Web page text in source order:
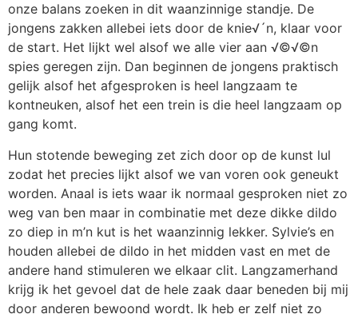
onze balans zoeken in dit waanzinnige standje. De
jongens zakken allebei iets door de knie√´n, klaar voor
de start. Het lijkt wel alsof we alle vier aan √©√©n
spies geregen zijn. Dan beginnen de jongens praktisch
gelijk alsof het afgesproken is heel langzaam te
kontneuken, alsof het een trein is die heel langzaam op
gang komt.
Hun stotende beweging zet zich door op de kunst lul
zodat het precies lijkt alsof we van voren ook geneukt
worden. Anaal is iets waar ik normaal gesproken niet zo
weg van ben maar in combinatie met deze dikke dildo
zo diep in m’n kut is het waanzinnig lekker. Sylvie’s en
houden allebei de dildo in het midden vast en met de
andere hand stimuleren we elkaar clit. Langzamerhand
krijg ik het gevoel dat de hele zaak daar beneden bij mij
door anderen bewoond wordt. Ik heb er zelf niet zo